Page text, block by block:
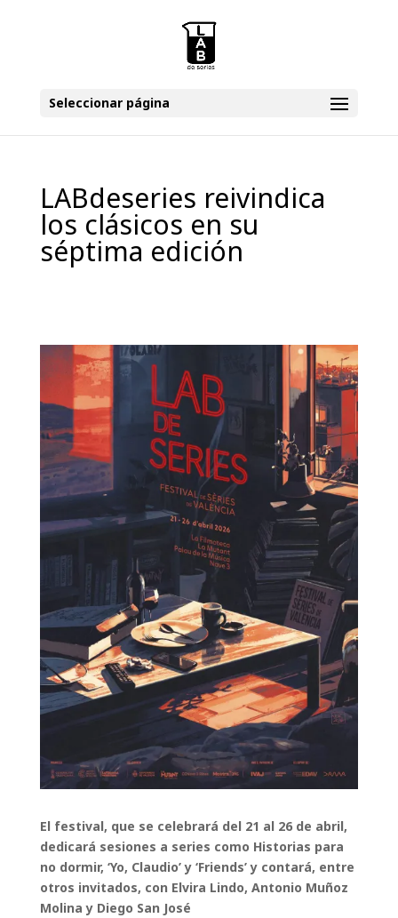
Seleccionar página
LABdeseries reivindica
los clásicos en su
séptima edición
El festival, que se celebrará del 21 al 26 de abril,
dedicará sesiones a series como Historias para
no dormir, ‘Yo, Claudio’ y ‘Friends’ y contará, entre
otros invitados, con Elvira Lindo, Antonio Muñoz
Molina y Diego San José